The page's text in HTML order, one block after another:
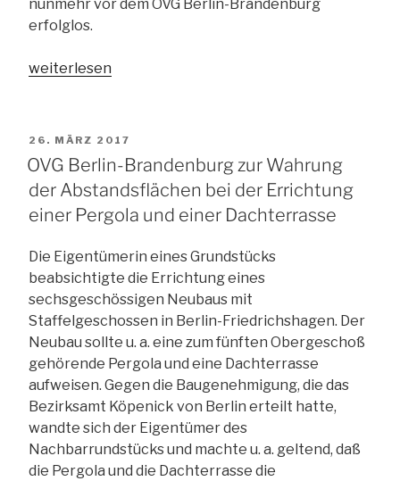
nunmehr vor dem OVG Berlin-Brandenburg
erfolglos.
„OVG
von
Beherbergungsbetrieben
im
Wohngebiet
(oder:
ein
Hostel
ist
keine
Pianofabrik)“
weiterlesen
VERÖFFENTLICHT
AM
26. MÄRZ 2017
OVG Berlin-Brandenburg zur Wahrung
der Abstandsflächen bei der Errichtung
einer Pergola und einer Dachterrasse
Die Eigentümerin eines Grundstücks
beabsichtigte die Errichtung eines
sechsgeschössigen Neubaus mit
Staffelgeschossen in Berlin-Friedrichshagen. Der
Neubau sollte u. a. eine zum fünften Obergeschoß
gehörende Pergola und eine Dachterrasse
aufweisen. Gegen die Baugenehmigung, die das
Bezirksamt Köpenick von Berlin erteilt hatte,
wandte sich der Eigentümer des
Nachbarrundstücks und machte u. a. geltend, daß
die Pergola und die Dachterrasse die